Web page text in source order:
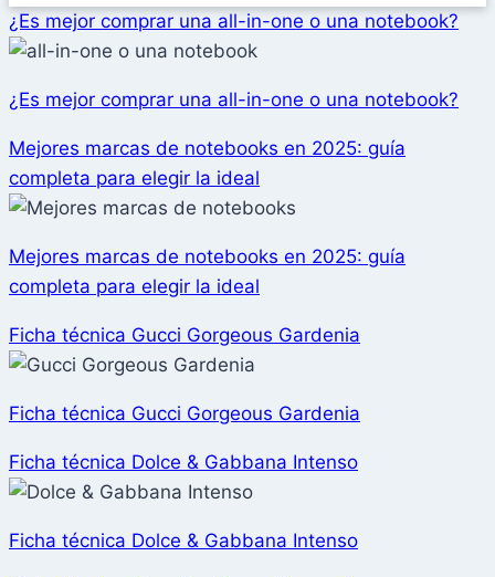
¿Es mejor comprar una all-in-one o una notebook?
¿Es mejor comprar una all-in-one o una notebook?
Mejores marcas de notebooks en 2025: guía
completa para elegir la ideal
Mejores marcas de notebooks en 2025: guía
completa para elegir la ideal
Ficha técnica Gucci Gorgeous Gardenia
Ficha técnica Gucci Gorgeous Gardenia
Ficha técnica Dolce & Gabbana Intenso
Ficha técnica Dolce & Gabbana Intenso